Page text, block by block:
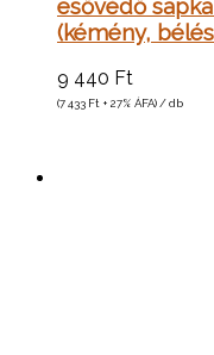
esővédő
(kémény,
9 440 Ft
(7 433 Ft + 27% ÁFA) / db